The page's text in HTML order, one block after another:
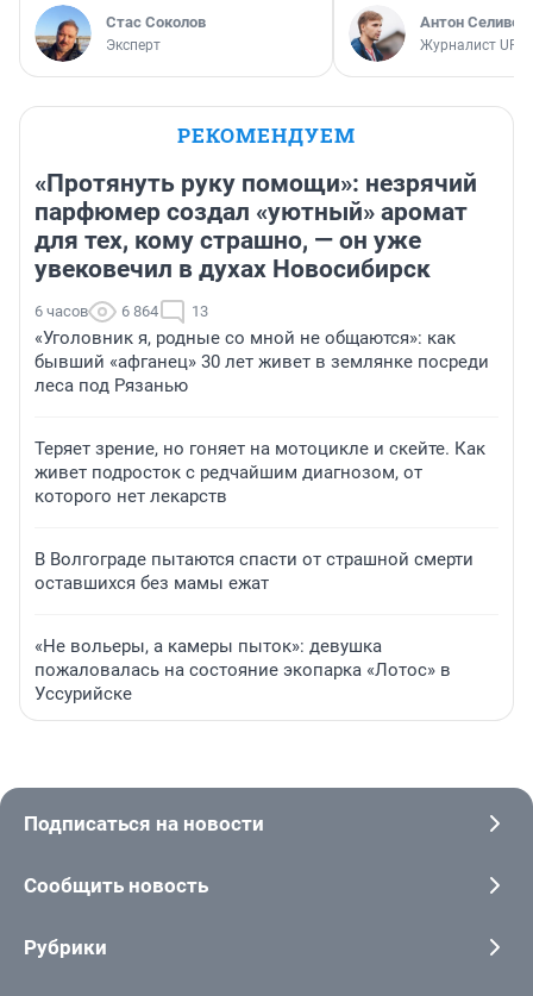
Стас Соколов
Эксперт
Антон
Журналист
РЕКОМЕНДУЕМ
«Протянуть руку помощи»: незрячий
парфюмер создал «уютный» аромат
для тех, кому страшно, — он уже
увековечил в духах Новосибирск
6 часов 6 864 13
«Уголовник я, родные со мной не общаются»: как
бывший «афганец» 30 лет живет в землянке посреди
леса под Рязанью
Теряет зрение, но гоняет на мотоцикле и скейте. Как
живет подросток с редчайшим диагнозом, от
которого нет лекарств
В Волгограде пытаются спасти от страшной смерти
оставшихся без мамы ежат
«Не вольеры, а камеры пыток»: девушка
пожаловалась на состояние экопарка «Лотос» в
Уссурийске
Подписаться на новости
Сообщить новость
Рубрики